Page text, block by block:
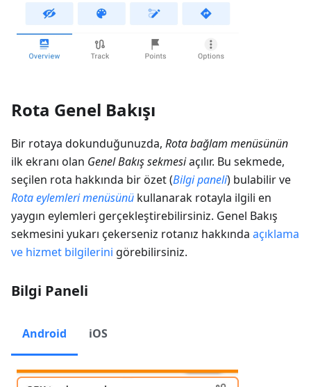
Rota Genel Bakışı
Bir rotaya dokunduğunuzda, Rota bağlam menüsünün
ilk ekranı olan Genel Bakış sekmesiaçılır. Bu sekmede,
seçilen rota hakkında bir özet (Bilgi paneli) bulabilir ve
Rota eylemleri menüsünü kullanarak rotayla ilgili en
yaygın eylemleri gerçekleştirebilirsiniz. Genel Bakış
sekmesini yukarı çekerseniz rotanız hakkında açıklama
ve hizmet bilgilerini görebilirsiniz.
Bilgi Paneli
Android iOS